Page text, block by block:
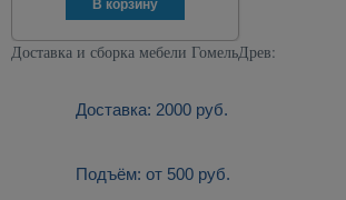
Доставка и сборка мебели ГомельДрев:
Доставка: 2000 руб.
Подъём: от 500 руб.